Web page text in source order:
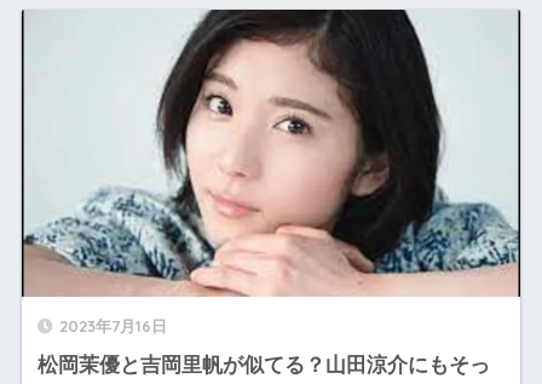
2023年7月16日
松岡茉優と吉岡里帆が似てる？山田涼介にもそっ